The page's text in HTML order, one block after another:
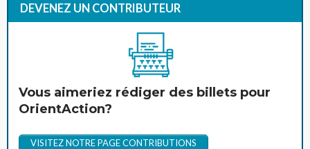
DEVENEZ UN CONTRIBUTEUR
Vous aimeriez rédiger des billets pour
OrientAction?
VISITEZ NOTRE PAGE CONTRIBUTIONS